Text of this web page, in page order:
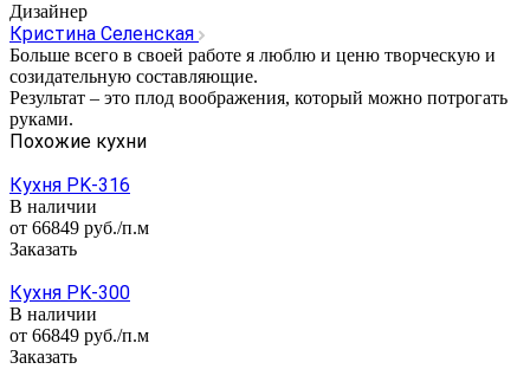
Дизайнер
Кристина Селенская
Больше всего в своей работе я люблю и ценю творческую и
созидательную составляющие.
Результат – это плод воображения, который можно потрогать
руками.
Похожие кухни
Кухня PK-316
В наличии
от 66849 руб./п.м
Заказать
Кухня PK-300
В наличии
от 66849 руб./п.м
Заказать